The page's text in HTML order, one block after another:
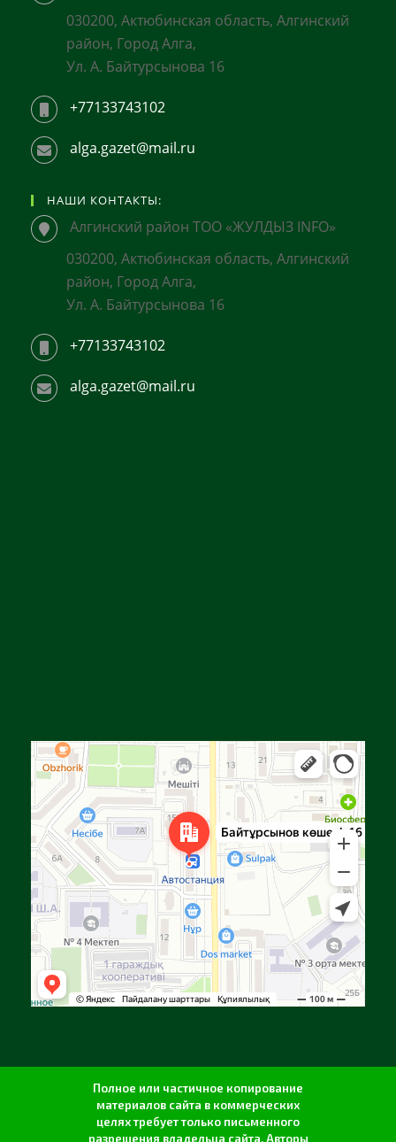
030200, Актюбинская область, Алгинский
район, Город Алга,
Ул. А. Байтурсынова 16
+77133743102
alga.gazet@mail.ru
НАШИ КОНТАКТЫ:
Алгинский район ТОО «ЖУЛДЫЗ INFO»
030200, Актюбинская область, Алгинский
район, Город Алга,
Ул. А. Байтурсынова 16
+77133743102
alga.gazet@mail.ru
Улица Байтурсынова, 16 — Яндекс Карты
Полное или частичное копирование
материалов сайта в коммерческих
целях требует только письменного
разрешения владельца сайта. Авторы